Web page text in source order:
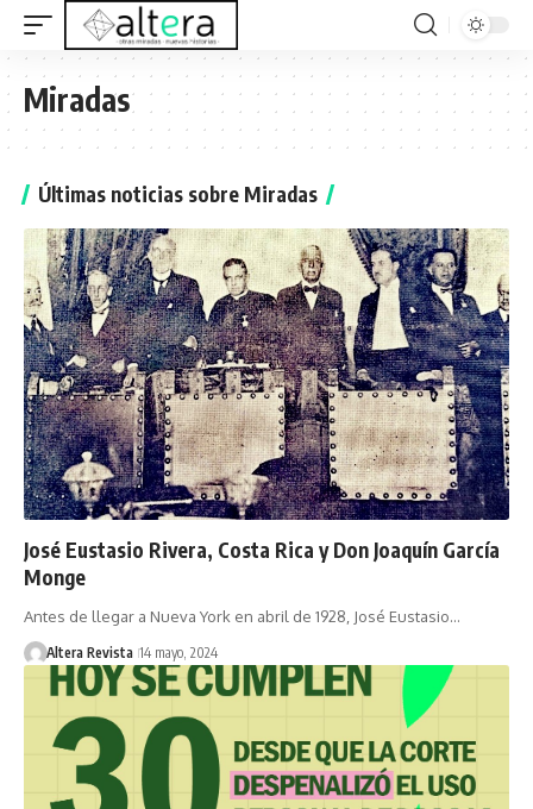
Miradas
Últimas noticias sobre Miradas
José Eustasio Rivera, Costa Rica y Don Joaquín García
Monge
Antes de llegar a Nueva York en abril de 1928, José Eustasio…
Altera Revista 14 mayo, 2024